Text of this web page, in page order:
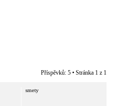
Příspěvků: 5 • Stránka 1 z 1
smety